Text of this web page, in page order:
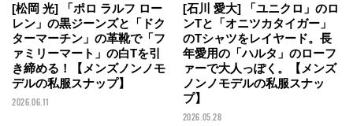
[松岡 光] 「ポロ ラルフ ロー
レン」の黒ジーンズと「ドク
ターマーチン」の革靴で「フ
ァミリーマート」の白Tを引
き締める！【メンズノンノモ
デルの私服スナップ】
2026.06.11
[石川 愛大] 「ユニクロ」のロ
ンTと「オニツカタイガー」
のTシャツをレイヤード。長
年愛用の「ハルタ」のローフ
ァーで大人っぽく。【メンズ
ノンノモデルの私服スナッ
プ】
2026.05.28